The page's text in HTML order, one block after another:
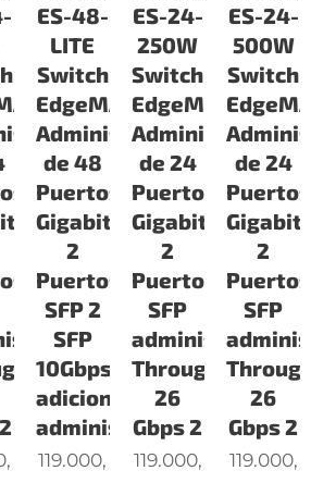
ES-48-
LITE
Switch
EdgeMAX
Administrable
de 48
Puertos
Gigabit
2
Puertos
SFP 2
SFP
10Gbps
adicionales
administr
119.000,
ES-24-
250W
Switch
EdgeMAX
Administrable
de 24
Puertos
Gigabit
2
Puertos
SFP
administrable
Throughput
26
Gbps 2
119.000,
ES-24-
500W
Switch
de 24
Puertos
Gigabit
2
Puertos
SFP
26
Gbps 2
119.000,